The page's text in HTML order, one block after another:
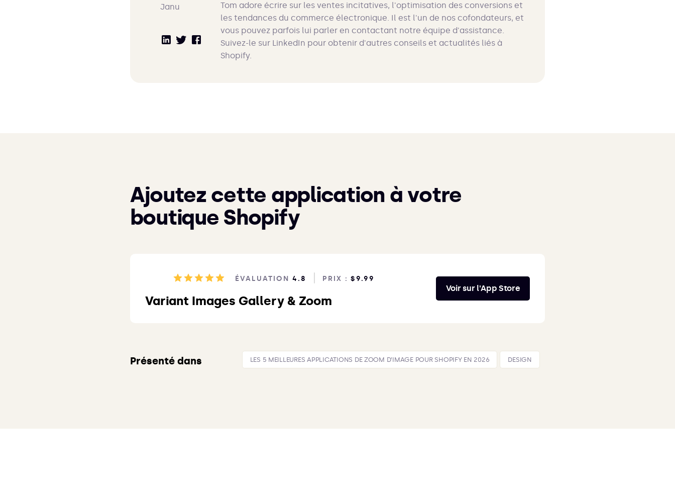
Tom adore écrire sur les ventes incitatives, l'optimisation des conversions et
les tendances du commerce électronique. Il est l'un de nos cofondateurs, et
vous pouvez parfois lui parler en contactant notre équipe d'assistance.
Suivez-le sur LinkedIn pour obtenir d'autres conseils et actualités liés à
Shopify.
Ajoutez cette application à votre
boutique Shopify
ÉVALUATION 4.8 PRIX : $9.99
Variant Images Gallery & Zoom
Voir sur l'App Store
Présenté dans LES 5 MEILLEURES APPLICATIONS DE ZOOM D’IMAGE POUR SHOPIFY EN 2026 DESIGN